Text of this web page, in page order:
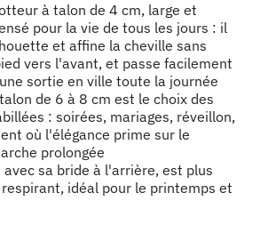
à talon de 4 cm, large et
pour la vie de tous les jours : il
et affine la cheville sans
vers l'avant, et passe facilement
sortie en ville toute la journée
de 6 à 8 cm est le choix des
: soirées, mariages, réveillon,
où l'élégance prime sur le
prolongée
avec sa bride à l'arrière, est plus
idéal pour le printemps et